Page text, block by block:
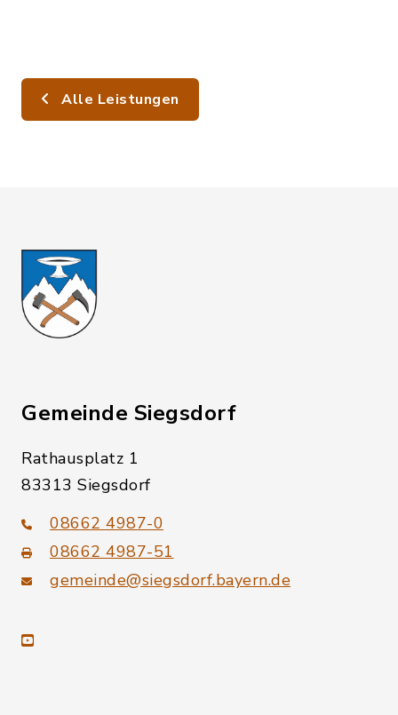
Alle Leistungen
Gemeinde Siegsdorf
Rathausplatz 1
83313 Siegsdorf
08662 4987-0
08662 4987-51
gemeinde@siegsdorf.bayern.de
youtube